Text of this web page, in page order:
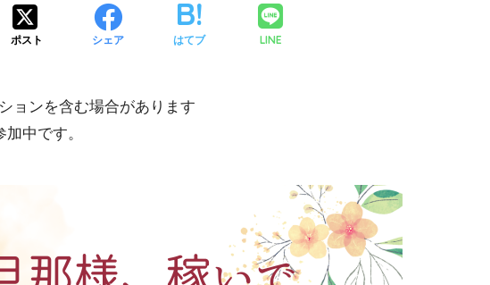
ポスト シェア はてブ LINE
ョンを含む場合があります
中です。